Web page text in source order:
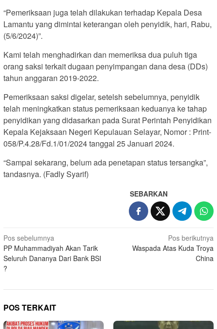
“Pemeriksaan juga telah dilakukan terhadap Kepala Desa
Lamantu yang dimintai keterangan oleh penyidik, hari, Rabu,
(5/6/2024)”.
Kami telah menghadirkan dan memeriksa dua puluh tiga
orang saksi terkait dugaan penyimpangan dana desa (DDs)
tahun anggaran 2019-2022.
Pemeriksaan saksi digelar, setelsh sebelumnya, penyidik
telah meningkatkan status pemeriksaan keduanya ke tahap
penyidikan yang didasarkan pada Surat Perintah Penyidikan
Kepala Kejaksaan Negeri Kepulauan Selayar, Nomor : Print-
058/P.4.28/Fd.1/01/2024 tanggal 25 Januari 2024.
“Sampai sekarang, belum ada penetapan status tersangka”,
tandasnya. (Fadly Syarif)
SEBARKAN
Navigasi
pos
Pos sebelumnya
PP Muhammadiyah Akan Tarik
Seluruh Dananya Dari Bank BSI
?
Pos berikutnya
Waspada Atas Kuda Troya
China
POS TERKAIT